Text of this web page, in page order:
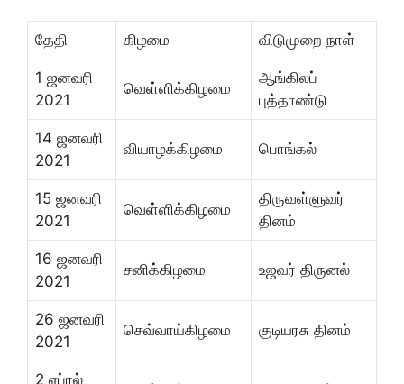
தேதி கிழமை விடுமுறை நாள்
1 ஜனவரி
2021
வெள்ளிக்கிழமை
ஆங்கிலப்
புத்தாண்டு
14 ஜனவரி
2021
வியாழக்கிழமை பொங்கல்
15 ஜனவரி
2021
வெள்ளிக்கிழமை
திருவள்ளுவர்
தினம்
16 ஜனவரி
2021
சனிக்கிழமை உஜவர் திருனல்
26 ஜனவரி
2021
செவ்வாய்கிழமை குடியரசு தினம்
2 ஏப்ரல்